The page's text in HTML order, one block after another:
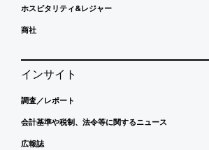
ホスピタリティ&レジャー
商社
インサイト
調査／レポート
会計基準や税制、法令等に関するニュース
広報誌